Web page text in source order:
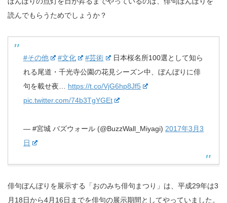
読んでもらうためでしょうか？
#その他 #文化 #芸術
日本桜名所100選として知ら
れる尾道・千光寺公園の花見シーズン中、ぼんぼりに俳
句を載せ夜… https://t.co/VjG6hp8Jf5
pic.twitter.com/74b3TgYGEt
— #宮城 バズウォール (@BuzzWall_Miyagi) 2017年3月3
日
俳句ぼんぼりを展示する「おのみち俳句まつり」は、平成29年は3
月18日から4月16日までを俳句の展示期間としてやっていました。